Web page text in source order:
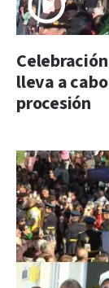
lleva a
procesión